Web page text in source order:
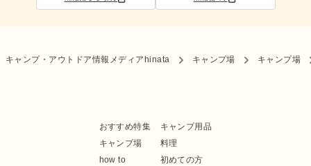
キャンプ・アウトドア情報メディアhinata キャンプ場 キャンプ場
おすすめ特集
キャンプ用品
キャンプ場
料理
how to
初めての方